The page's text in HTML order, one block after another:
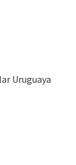
Uruguaya